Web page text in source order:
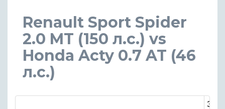
Renault Sport Spider
2.0 MT (150 л.с.) vs
Honda Acty 0.7 AT (46
л.с.)